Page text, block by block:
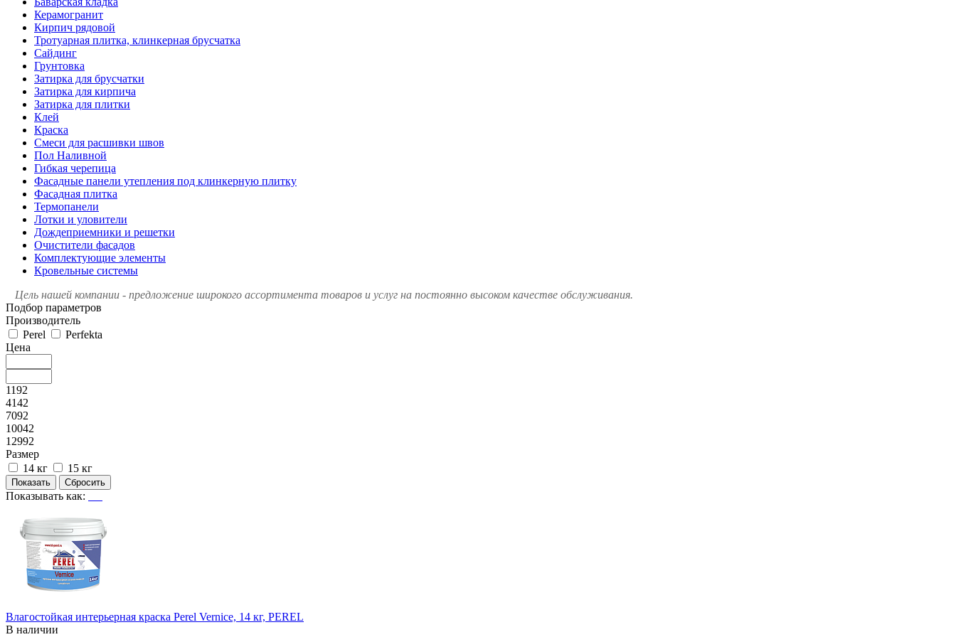
Керамогранит
Кирпич рядовой
Тротуарная плитка, клинкерная брусчатка
Сайдинг
Грунтовка
Затирка для брусчатки
Затирка для кирпича
Затирка для плитки
Клей
Краска
Смеси для расшивки швов
Пол Наливной
Гибкая черепица
Фасадные панели утепления под клинкерную плитку
Фасадная плитка
Термопанели
Лотки и уловители
Дождеприемники и решетки
Очистители фасадов
Комплектующие элементы
Кровельные системы
Цель нашей компании - предложение широкого ассортимента товаров и услуг на постоянно высоком качестве обслуживания.
Подбор параметров
Производитель
Perel
Perfekta
Цена
1192
4142
7092
10042
12992
Размер
14 кг
15 кг
Показывать как:
Влагостойкая интерьерная краска Perel Vernice, 14 кг, PEREL
В наличии